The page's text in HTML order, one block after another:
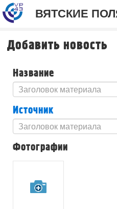
ВЯТСКИЕ
Добавить новость
Название
Источник
Фотографии